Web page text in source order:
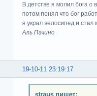
В детстве я молил бога о
потом понял что бог
я украл велосипед и стал
Аль Пачино
19-10-11 23:19:17
straus пишет: